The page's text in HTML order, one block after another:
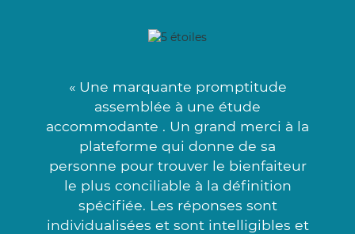
« Une marquante promptitude
assemblée à une étude
accommodante . Un grand merci à la
plateforme qui donne de sa
personne pour trouver le bienfaiteur
le plus conciliable à la définition
spécifiée. Les réponses sont
individualisées et sont intelligibles et